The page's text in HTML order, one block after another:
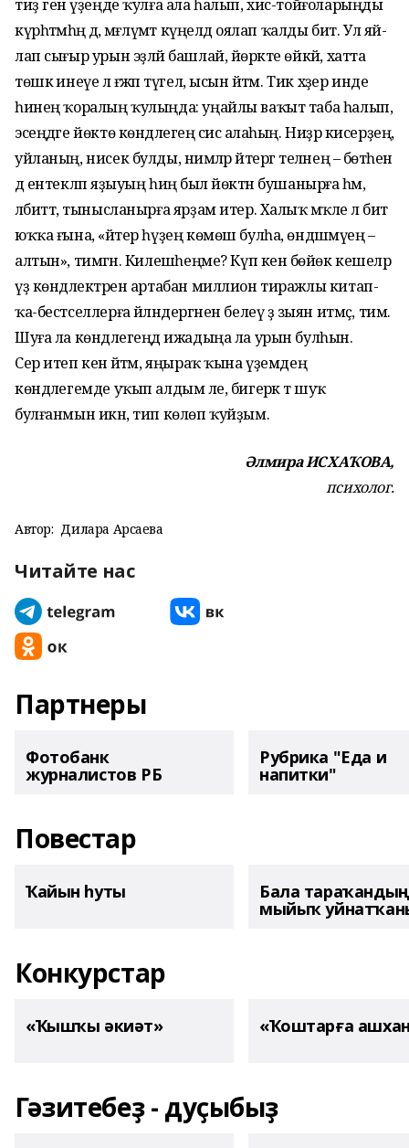
тиҙ генә үҙеңде ҡулға ала һалып, хис-тойғоларыңды
күрһәтмәһәң дә, мәғлүмәт кү­ңелдә оялап ҡалды бит. Ул яй­
лап сығыр урын эҙләй башлай, йөрәкте өйкәй, хатта
төшкә ине­үе лә ғәжәп түгел, ысын әйтәм. Тик хәҙер инде
һинең ҡоралың ҡулыңда: уңайлы ваҡыт таба һалып,
эсеңдәге йөктө көндәлегеңә сисә алаһың. Ниҙәр кисерҙең,
уйланың, нисек булды, нимәләр әйтергә теләнең – бөтәһен
дә ентекләп яҙыуың һиңә был йөктән бушанырға һәм,
әлбиттә, тынысланырға ярҙам итер. Халыҡ мәҡәле лә бит
юҡҡа ғына, «әйтер һүҙең көмөш булһа, өндәшмәүең –
алтын», тимәгән. Килешәһеңме? Күп кенә бөйөк кешеләр
үҙ көндәлектәрен артабан миллион тиражлы китап­
ҡа-бестселлерға әйләндергәнен белеү ҙә зыян итмәҫ, тим.
Шуға ла көндәлегеңдә ижадыңа ла урын булһын.
Сер итеп кенә әйтәм, яңыраҡ ҡына үҙемдең
көндәлегемде уҡып алдым әле, бигерәк тә шуҡ
булғанмын икән, тип көлөп ҡуйҙым.
Әлмира ИСХАҠОВА,
психолог.
Автор: Дилара Арсаева
Читайте нас
Партнеры
Фотобанк
журналистов РБ
Рубрика "Еда и
напитки"
Повестар
Ҡайын һуты Бала тараҡандың
мыйыҡ
Конкурстар
«Ҡышҡы әкиәт» «Ҡоштарға
Гәзитебеҙ - дуҫыбыҙ